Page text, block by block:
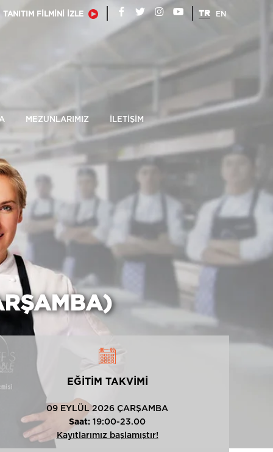
TANITIM FİLMİNİ İZLE TR EN
MEZUNLARIMIZ İLETİŞİM
EĞİTİM TAKVİMİ
09 EYLÜL 2026 ÇARŞAMBA
Saat: 19:00-23.00
Kayıtlarımız başlamıştır!